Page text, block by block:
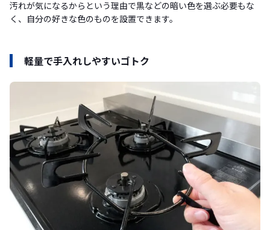
汚れが気になるからという理由で黒などの暗い色を選ぶ必要もな
く、自分の好きな色のものを設置できます。
軽量で手入れしやすいゴトク